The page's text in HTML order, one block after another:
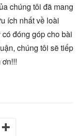
chúng tôi đã mang
ích nhất về loài
đóng góp cho bài
chúng tôi sẽ tiếp